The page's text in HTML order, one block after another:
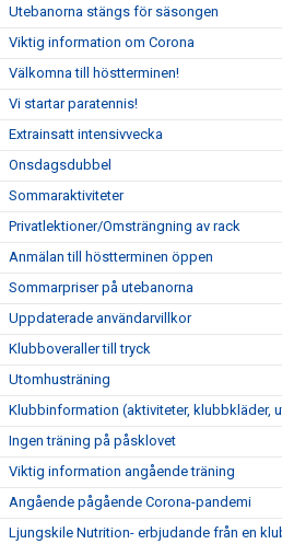
Utebanorna stängs för säsongen
Viktig information om Corona
Välkomna till höstterminen!
Vi startar paratennis!
Extrainsatt intensivvecka
Onsdagsdubbel
Sommaraktiviteter
Privatlektioner/Omsträngning av rack
Anmälan till höstterminen öppen
Sommarpriser på utebanorna
Uppdaterade användarvillkor
Klubboveraller till tryck
Utomhusträning
Klubbinformation (aktiviteter, klubbkläder,
Ingen träning på påsklovet
Viktig information angående träning
Angående pågående Corona-pandemi
Ljungskile Nutrition- erbjudande från en